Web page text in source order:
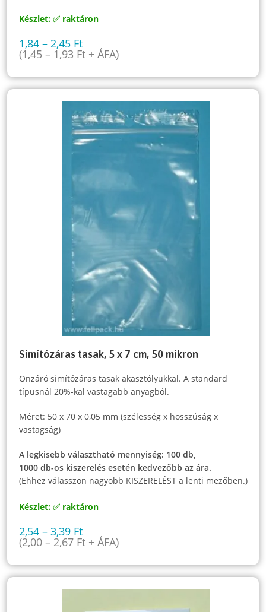
Készlet: ✅ raktáron
1,84– 2,45 Ft
(1,45– 1,93 Ft + ÁFA)
Simítózáras tasak, 5 x 7 cm, 50 mikron
Önzáró simítózáras tasak akasztólyukkal. A standard
típusnál 20%-kal vastagabb anyagból.
Méret: 50 x 70 x 0,05 mm (szélesség x hosszúság x
vastagság)
A legkisebb választható mennyiség: 100 db,
1000 db-os kiszerelés esetén kedvezőbb az ára.
(Ehhez válasszon nagyobb KISZERELÉST a lenti mezőben.)
Készlet: ✅ raktáron
2,54–3,39 Ft
(2,00– 2,67 Ft + ÁFA)